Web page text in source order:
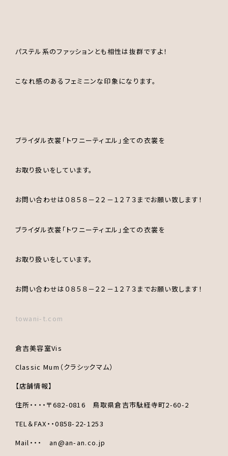
パステル系のファッションとも相性は抜群ですよ！
こなれ感のあるフェミニンな印象になります。
ブライダル衣裳｢トワニーティエル｣全ての衣裳を
お取り扱いをしています。
お問い合わせは０８５８－２２－１２７３までお願い致します！
ブライダル衣裳｢トワニーティエル｣全ての衣裳を
お取り扱いをしています。
お問い合わせは０８５８－２２－１２７３までお願い致します！
towani-t.com
倉吉美容室Vis
Classic Mum（クラシックマム）
【店舗情報】
住所・・・・〒682-0816 鳥取県倉吉市駄経寺町2-60-2
TEL＆FAX・・0858-22-1253
Mail・・・ an@an-an.co.jp